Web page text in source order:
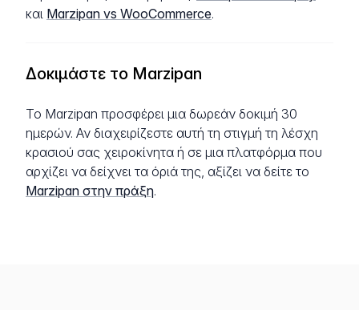
και Marzipan vs WooCommerce.
Δοκιμάστε το Marzipan
Το Marzipan προσφέρει μια δωρεάν δοκιμή 30
ημερών. Αν διαχειρίζεστε αυτή τη στιγμή τη λέσχη
κρασιού σας χειροκίνητα ή σε μια πλατφόρμα που
αρχίζει να δείχνει τα όριά της, αξίζει να δείτε το
Marzipan στην πράξη.